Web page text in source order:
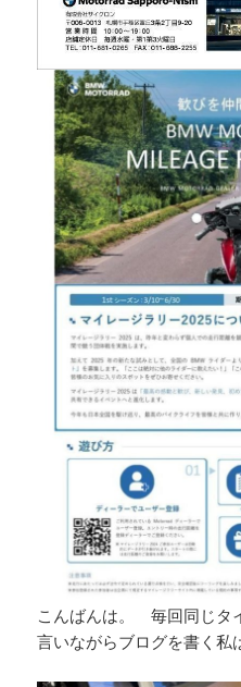
こんばんは。 毎回同じタ
言いながらブログを書く私